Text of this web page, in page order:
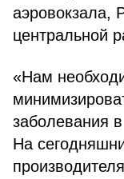
аэровокзала,
центральной
«Нам
заболевания
На